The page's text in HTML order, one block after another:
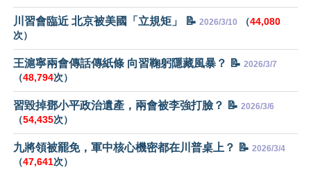
川習會臨近 北京被美國「立規矩」 📝 2026/3/10 （44,080
次）
王滬寧兩會傳話傳紙條 向習鞠躬隱藏風暴？ 📝 2026/3/7
（48,794次）
習毀掉鄧小平政治遺產，兩會被李強打臉？ 📝 2026/3/6
（54,435次）
九將領被罷免，軍中核心機密都在川普桌上？ 📝 2026/3/4
（47,641次）